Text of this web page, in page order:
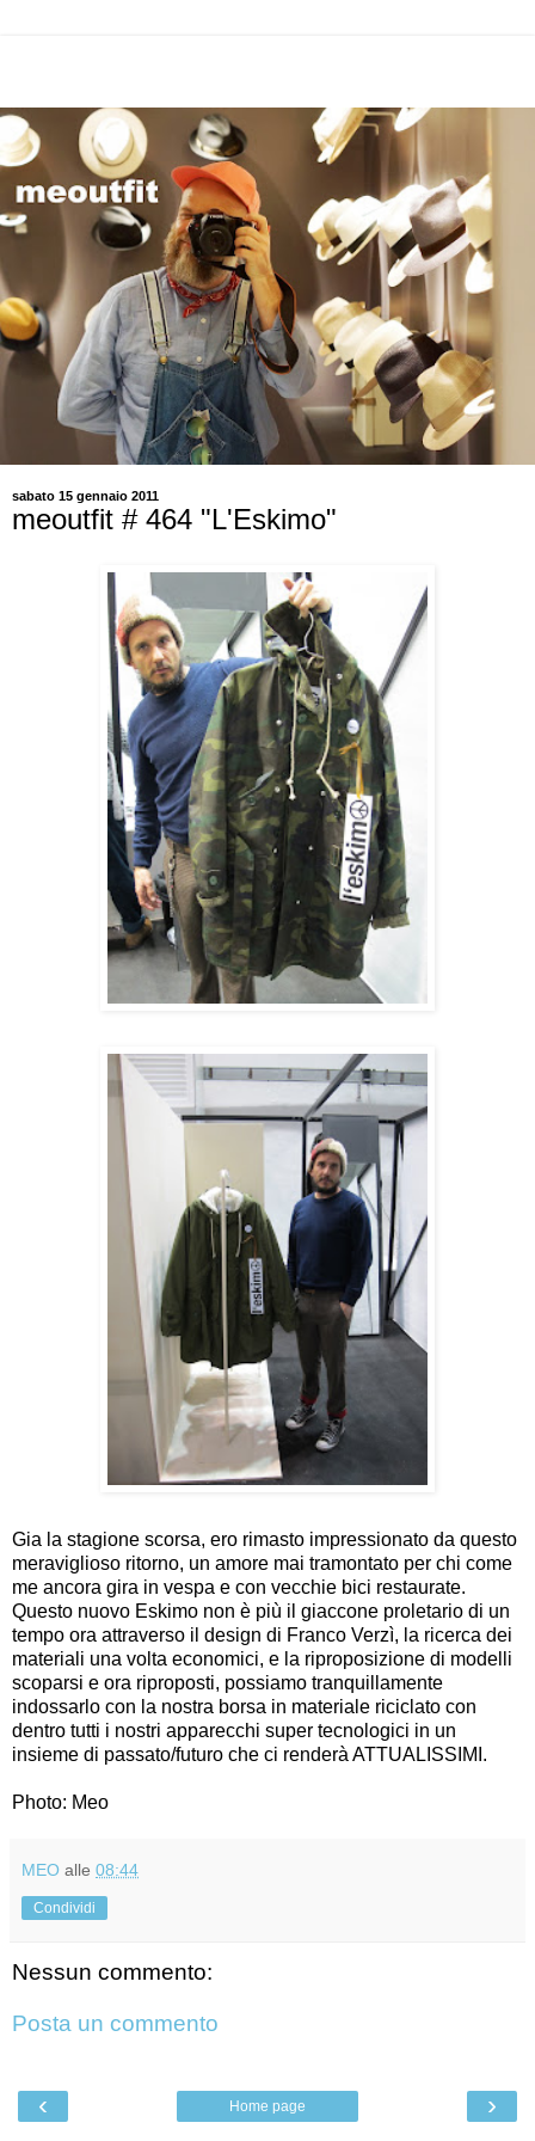
sabato 15 gennaio 2011
meoutfit # 464 "L'Eskimo"
Gia la stagione scorsa, ero rimasto impressionato da questo
meraviglioso ritorno, un amore mai tramontato per chi come
me ancora gira in vespa e con vecchie bici restaurate.
Questo nuovo Eskimo non è più il giaccone proletario di un
tempo ora attraverso il design di Franco Verzì, la ricerca dei
materiali una volta economici, e la riproposizione di modelli
scoparsi e ora riproposti, possiamo tranquillamente
indossarlo con la nostra borsa in materiale riciclato con
dentro tutti i nostri apparecchi super tecnologici in un
insieme di passato/futuro che ci renderà ATTUALISSIMI.
Photo: Meo
MEO alle 08:44
Condividi
Nessun commento:
Posta un commento
‹ ›
Home page